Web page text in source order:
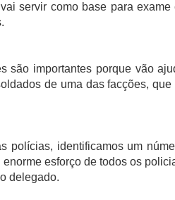
servir como base para
são importantes porque vão
de uma das facções,
polícias, identificamos um
esforço de todos os
delegado.